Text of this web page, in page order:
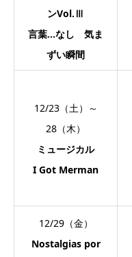
ンVol.Ⅲ
言葉…なし 気ま
ずい瞬間
12/23（土）～
28（木）
ミュージカル
I Got Merman
12/29（金）
Nostalgias por